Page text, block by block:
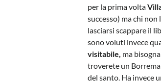
per la prima volta
successo) ma chi non
lasciarsi scappare il
sono voluti invece
visitabile, ma
troverete un
del santo. Ha invece